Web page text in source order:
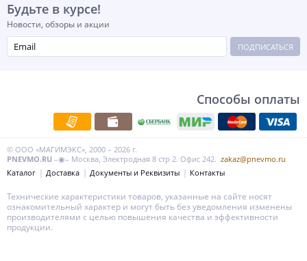
Будьте в курсе!
Новости, обзоры и акции
ПОДПИСАТЬСЯ
Способы оплаты
© ООО «МАГИМЭКС», 2000 – 2026 г.
PNEVMO.RU –◉– Москва, Электродная 8 стр 2. Офис 242. zakaz@pnevmo.ru
Каталог
Доставка Документы и Реквизиты Контакты
Технические характеристики товаров, указанные на сайте носят
ознакомительный характер и могут быть без уведомления изменены
производителями с целью повышения качества и эффективности
продукции.